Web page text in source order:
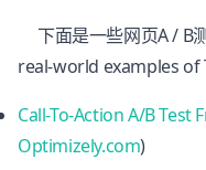
下面是一些网页A / B
real-world examples of
Call-To-Action A/B Test
Optimizely.com)